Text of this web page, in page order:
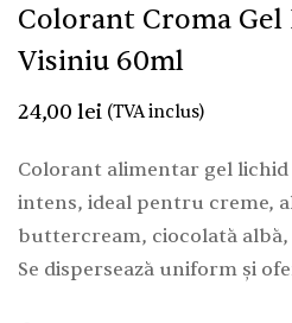
Colorant Croma Gel
Visiniu 60ml
24,00 lei (TVA inclus)
Colorant alimentar gel
intens, ideal pentru creme,
buttercream, ciocolată
Se dispersează uniform și